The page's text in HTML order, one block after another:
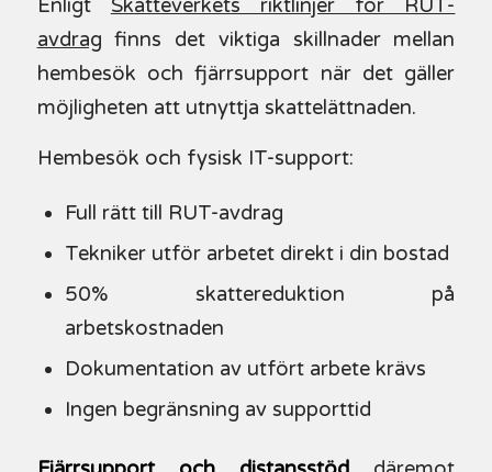
Enligt Skatteverkets riktlinjer för RUT-
avdrag finns det viktiga skillnader mellan
hembesök och fjärrsupport när det gäller
möjligheten att utnyttja skattelättnaden.
Hembesök och fysisk IT-support:
Full rätt till RUT-avdrag
Tekniker utför arbetet direkt i din bostad
50% skattereduktion på
arbetskostnaden
Dokumentation av utfört arbete krävs
Ingen begränsning av supporttid